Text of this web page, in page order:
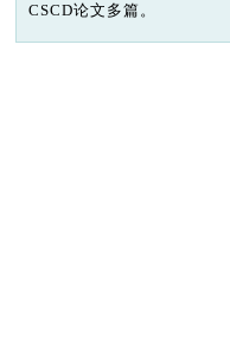
CSCD论文多篇。